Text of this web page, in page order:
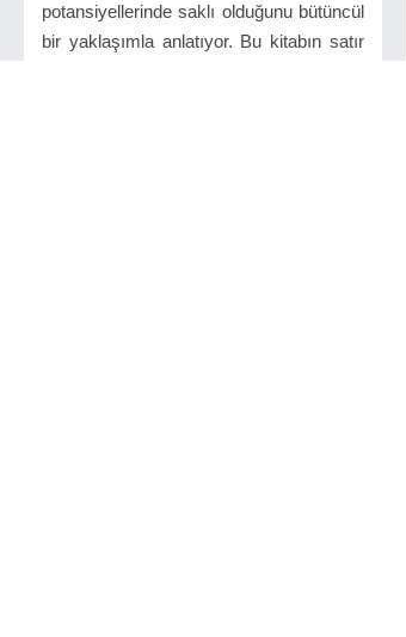
potansiyellerinde saklı olduğunu bütüncül
bir yaklaşımla anlatıyor. Bu kitabın satır